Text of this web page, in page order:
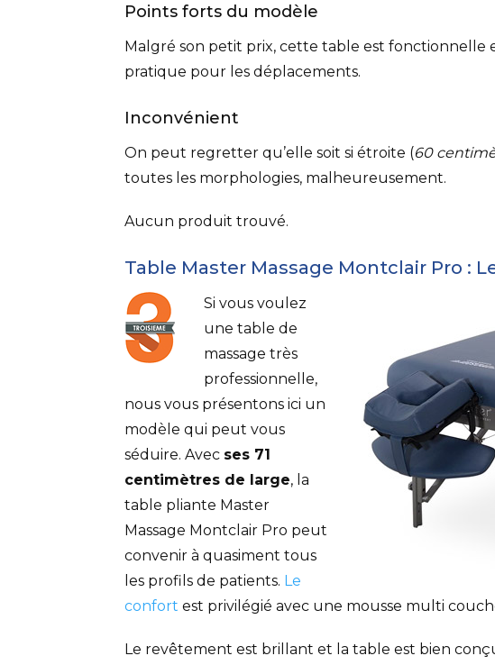
Points forts du modèle
Malgré son petit prix, cette table est fonctionnelle
pratique pour les déplacements.
Inconvénient
On peut regretter qu’elle soit si étroite (60
toutes les morphologies, malheureusement.
Aucun produit trouvé.
Table Master Massage Montclair Pro :
Si vous voulez
une table de
massage très
professionnelle,
nous vous présentons ici un
modèle qui peut vous
séduire. Avec ses 71
centimètres de large, la
table pliante Master
Massage Montclair Pro peut
convenir à quasiment tous
les profils de patients. Le
confort est privilégié avec une mousse multi
Le revêtement est brillant et la table est bien